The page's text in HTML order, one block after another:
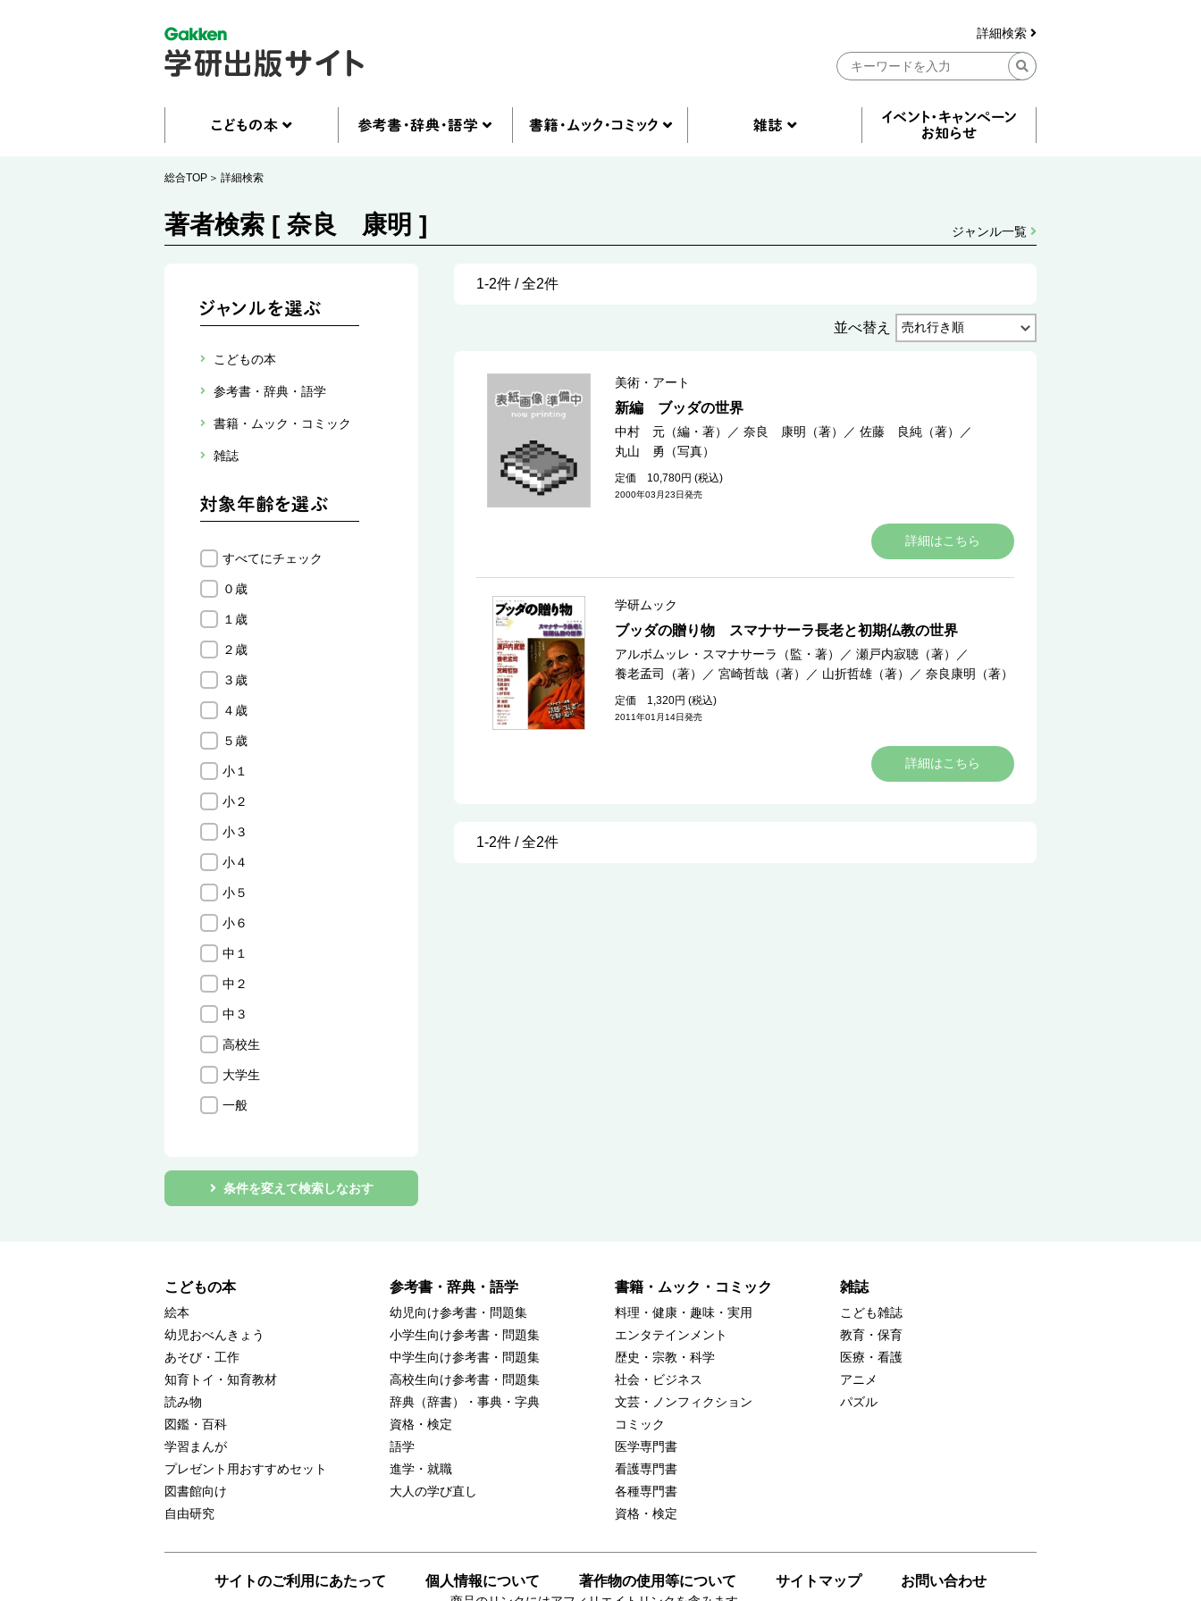
詳細検索
総合TOP 詳細検索
著者検索 [ 奈良 康明 ] ジャンル一覧
こどもの本
参考書・辞典・語学
書籍・ムック・コミック
雑誌
すべてにチェック
０歳
１歳
２歳
３歳
４歳
５歳
小１
小２
小３
小４
小５
小６
中１
中２
中３
高校生
大学生
一般
条件を変えて検索しなおす
1-2件 / 全2件
並べ替え
美術・アート
新編 ブッダの世界
中村 元（編・著） ／ 奈良 康明（著） ／ 佐藤 良純（著）
／
丸山 勇（写真）
定価 10,780円 (税込)
2000年03月23日発売
詳細はこちら
学研ムック
ブッダの贈り物 スマナサーラ長老と初期仏教の世界
アルボムッレ・スマナサーラ（監・著） ／ 瀬戸内寂聴（著）
／
養老孟司（著）
／ 宮崎哲哉（著） ／ 山折哲雄（著） ／ 奈良康明（著）
定価 1,320円 (税込)
2011年01月14日発売
詳細はこちら
1-2件 / 全2件
こどもの本
絵本
幼児おべんきょう
あそび・工作
知育トイ・知育教材
読み物
図鑑・百科
学習まんが
プレゼント用おすすめセット
図書館向け
自由研究
参考書・辞典・語学
幼児向け参考書・問題集
小学生向け参考書・問題集
中学生向け参考書・問題集
高校生向け参考書・問題集
辞典（辞書）・事典・字典
資格・検定
語学
進学・就職
大人の学び直し
書籍・ムック・コミック
料理・健康・趣味・実用
エンタテインメント
歴史・宗教・科学
社会・ビジネス
文芸・ノンフィクション
コミック
医学専門書
看護専門書
各種専門書
資格・検定
雑誌
こども雑誌
教育・保育
医療・看護
アニメ
パズル
サイトのご利用にあたって 個人情報について 著作物の使用等について サイトマップ お問い合わせ